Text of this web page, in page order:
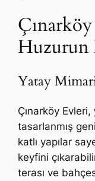
Huzurun
Yatay
Çınarköy Evleri,
tasarlanmış
katlı yapılar
keyfini
terası ve